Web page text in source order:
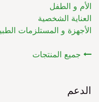
الأم و الطفل
العناية الشخصية
الأجهزة و المستلزمات
جميع المنتجات
الدعم